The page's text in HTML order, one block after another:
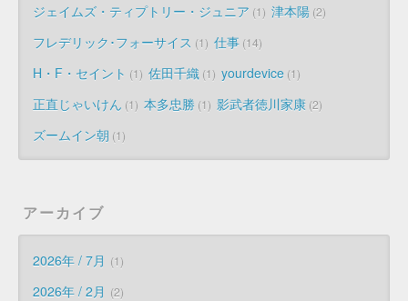
ジェイムズ・ティプトリー・ジュニア 1 津本陽 2
フレデリック･フォーサイス 1 仕事 14
H・F・セイント 1 佐田千織 1 yourdevice 1
正直じゃいけん 1 本多忠勝 1 影武者徳川家康 2
ズームイン朝 1
アーカイブ
2026年 / 7月 1
2026年 / 2月 2